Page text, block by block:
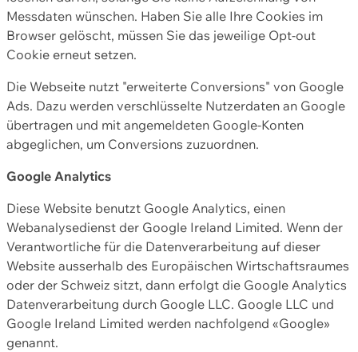
Messdaten wünschen. Haben Sie alle Ihre Cookies im
Browser gelöscht, müssen Sie das jeweilige Opt-out
Cookie erneut setzen.
Die Webseite nutzt "erweiterte Conversions" von Google
Ads. Dazu werden verschlüsselte Nutzerdaten an Google
übertragen und mit angemeldeten Google-Konten
abgeglichen, um Conversions zuzuordnen.
Google Analytics
Diese Website benutzt Google Analytics, einen
Webanalysedienst der Google Ireland Limited. Wenn der
Verantwortliche für die Datenverarbeitung auf dieser
Website ausserhalb des Europäischen Wirtschaftsraumes
oder der Schweiz sitzt, dann erfolgt die Google Analytics
Datenverarbeitung durch Google LLC. Google LLC und
Google Ireland Limited werden nachfolgend «Google»
genannt.